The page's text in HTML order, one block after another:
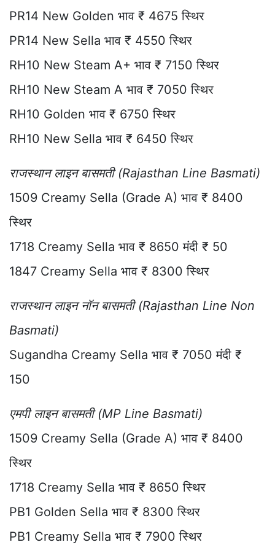
PR14 New Golden भाव ₹ 4675 स्थिर
PR14 New Sella भाव ₹ 4550 स्थिर
RH10 New Steam A+ भाव ₹ 7150 स्थिर
RH10 New Steam A भाव ₹ 7050 स्थिर
RH10 Golden भाव ₹ 6750 स्थिर
RH10 New Sella भाव ₹ 6450 स्थिर
राजस्थान लाइन बासमती (Rajasthan Line Basmati)
1509 Creamy Sella (Grade A) भाव ₹ 8400
स्थिर
1718 Creamy Sella भाव ₹ 8650 मंदी ₹ 50
1847 Creamy Sella भाव ₹ 8300 स्थिर
राजस्थान लाइन नॉन बासमती (Rajasthan Line Non
Basmati)
Sugandha Creamy Sella भाव ₹ 7050 मंदी ₹
150
एमपी लाइन बासमती (MP Line Basmati)
1509 Creamy Sella (Grade A) भाव ₹ 8400
स्थिर
1718 Creamy Sella भाव ₹ 8650 स्थिर
PB1 Golden Sella भाव ₹ 8300 स्थिर
PB1 Creamy Sella भाव ₹ 7900 स्थिर